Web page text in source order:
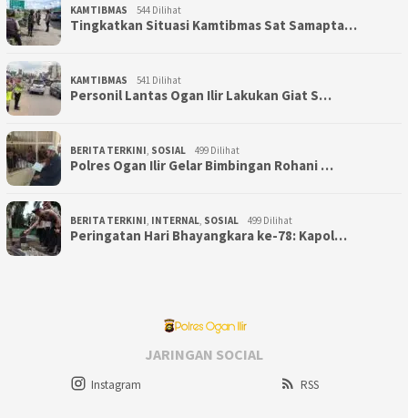
KAMTIBMAS 544 Dilihat
Tingkatkan Situasi Kamtibmas Sat Samapta…
KAMTIBMAS 541 Dilihat
Personil Lantas Ogan Ilir Lakukan Giat S…
BERITA TERKINI, SOSIAL 499 Dilihat
Polres Ogan Ilir Gelar Bimbingan Rohani …
BERITA TERKINI, INTERNAL, SOSIAL 499 Dilihat
Peringatan Hari Bhayangkara ke-78: Kapol…
JARINGAN SOCIAL
Instagram RSS